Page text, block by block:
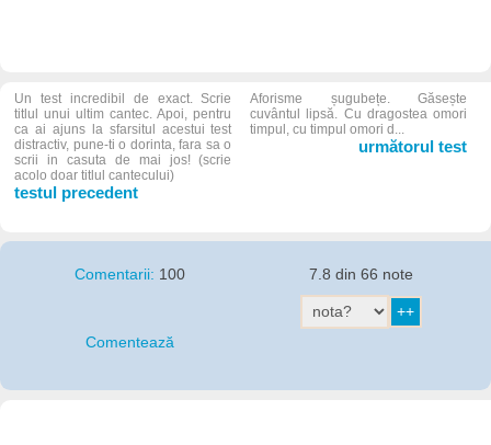
Un test incredibil de exact. Scrie
titlul unui ultim cantec. Apoi, pentru
ca ai ajuns la sfarsitul acestui test
distractiv, pune-ti o dorinta, fara sa o
scrii in casuta de mai jos! (scrie
acolo doar titlul cantecului)
testul precedent
Aforisme șugubețe. Găsește
cuvântul lipsă. Cu dragostea omori
timpul, cu timpul omori d...
următorul test
Comentarii: 100
Comentează
7.8 din 66 note